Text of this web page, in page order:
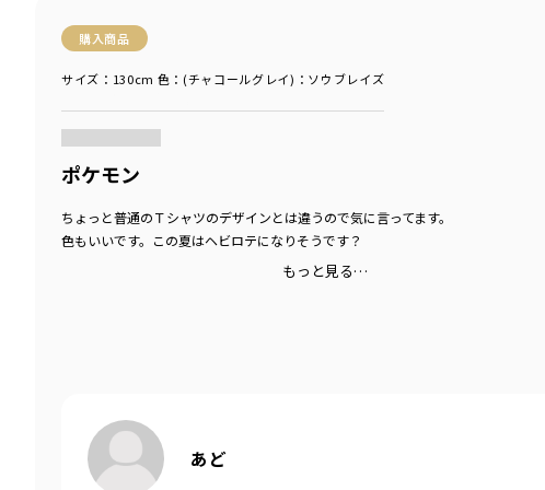
購入商品
サイズ：130cm 色：(チャコールグレイ)：ソウブレイズ
ポケモン
ちょっと普通のＴシャツのデザインとは違うので気に言ってます。
色もいいです。この夏はヘビロテになりそうです？
もっと見る…
あど